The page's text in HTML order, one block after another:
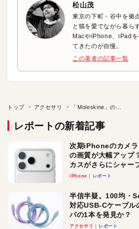
松山茂
東京の下町・谷中を拠
と猫を愛でながら暮ら
MacやiPhone、iPadを
てきたのが自慢。
この著者の記事一覧
トップ アクセサリ
レポートの新着記事
次期iPhoneのカメラ
の画質が大幅アップ
カスがさらにシャー
iPhone レポート
半信半疑。100均・
対応USB-Cケーブル
パの1本を発見か？
アクセサリ レポート